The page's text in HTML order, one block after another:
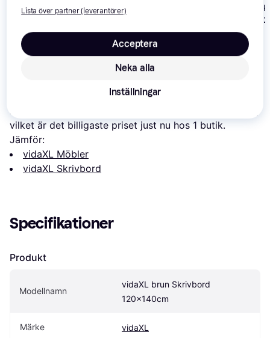
Wood Old Wood
Skrivbord 45x90cm
1 369 kr
Wood Skrivbord
50x100cm
845 kr
vidaXL
Gammalt Trä
5x50x76 cm
Skrivbord
1 379 kr
Lägsta pris på
vilket är det billigaste priset just nu hos 1 butik.
Jämför:
vidaXL Möbler
vidaXL Skrivbord
Specifikationer
Produkt
Modellnamn
vidaXL brun Skrivbord
120x140cm
Märke vidaXL
Lista över partner (leverantörer)
Neka alla
Acceptera
Inställningar